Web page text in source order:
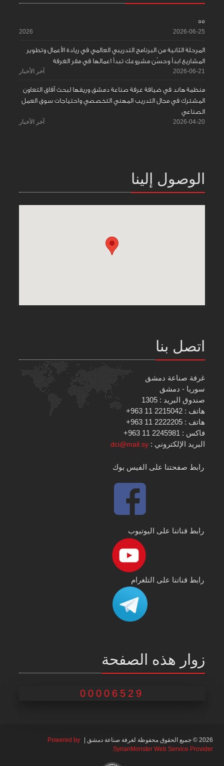
55
2026-06-25
2026
المرحلة الثانية من البرنامج التدريبي العالمي في ريادة الأعمال وتطوير
المشاريع ابدأ وحسّن مشروعك تبدأ اعمالها في مقر الغرفة
2026-06-21 آخر الأخبار
منظمة هاند في ضيافة غرفة صناعة دمشق وريفها لبحث آفاق التعاون
المشترك في مجال التدريب المهني التخصصي واحتياجات سوق العمل
الصناعي
2026-04-20 آخر الأخبار
الوصول إلينا
اتصل بنا
غرفة صناعة دمشق
سوريا - دمشق
صندوق البريد : 1305
هاتف : 2215042 11 963+
هاتف : 2222205 11 963+
فاكس : 2245981 11 963+
البريد الإلكتروني :dci@mail.sy
رابط صفحتنا على الفيس بوك
رابط قناتنا على اليوتيوب
رابط قناتنا على التلغرام
زوار هذه الصفحة
00006529
2026 © جميع الحقوق محفوظة لغرفة صناعة دمشق |
Powered by
SyrianMonster Web Service Provider